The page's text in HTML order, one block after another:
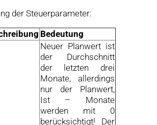
der Steuerparameter:
Bedeutung
Neuer Planwert ist
der Durchschnitt
der letzten drei
Monate, allerdings
nur der Planwert,
Ist – Monate
werden mit 0
berücksichtigt! Der